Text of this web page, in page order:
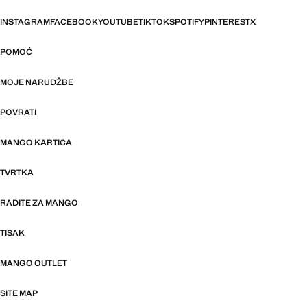
INSTAGRAMFACEBOOKYOUTUBETIKTOKSPOTIFYPINTERESTX
POMOĆ
MOJE NARUDŽBE
POVRATI
MANGO KARTICA
TVRTKA
RADITE ZA MANGO
TISAK
MANGO OUTLET
SITE MAP